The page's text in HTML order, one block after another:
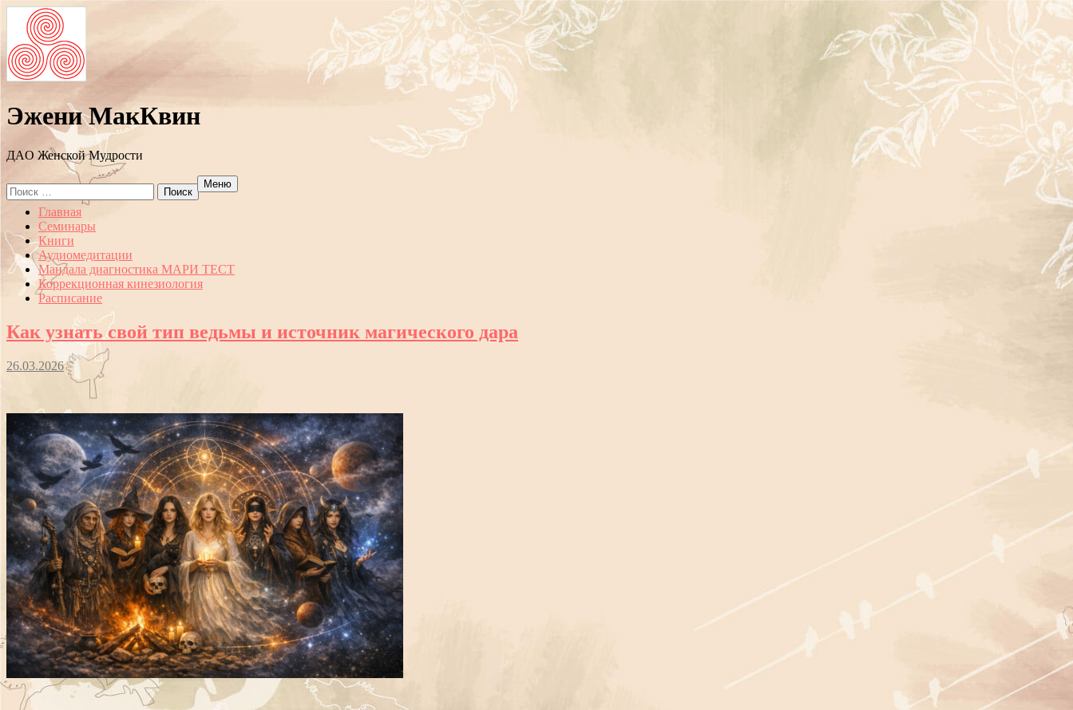
Эжени МакКвин
ДAO Женской Мудрости
Search
for:
Меню
Перейти
содержанию
Главная
Семинары
Книги
Аудиомедитации
Мандала диагностика МАРИ ТЕСТ
Коррекционная кинезиология
Расписание
Как узнать свой тип ведьмы и источник магического дара
26.03.2026